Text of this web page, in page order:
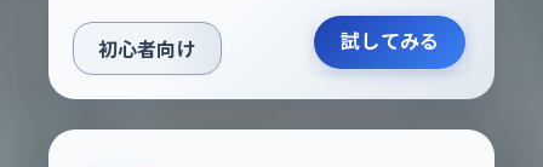
初心者向け 試してみる